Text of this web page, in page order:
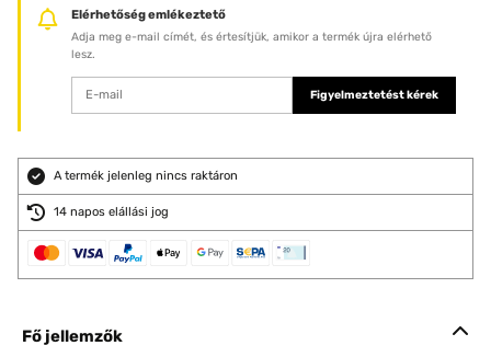
Elérhetőség emlékeztető
Adja meg e-mail címét, és értesítjük, amikor a termék újra elérhető
lesz.
Figyelmeztetést kérek
A termék jelenleg nincs raktáron
14 napos elállási jog
Fő jellemzők